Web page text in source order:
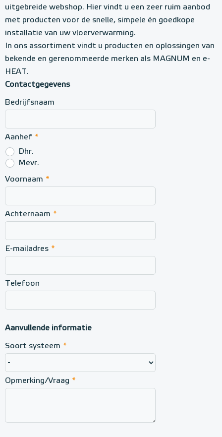
uitgebreide webshop. Hier vindt u een zeer ruim aanbod
met producten voor de snelle, simpele én goedkope
installatie van uw vloerverwarming.
In ons assortiment vindt u producten en oplossingen van
bekende en gerenommeerde merken als MAGNUM en e-
HEAT.
Contactgegevens
Bedrijfsnaam
Aanhef *
Dhr.
Mevr.
Voornaam *
Achternaam *
E-mailadres *
Telefoon
Aanvullende informatie
Soort systeem *
Opmerking/Vraag *